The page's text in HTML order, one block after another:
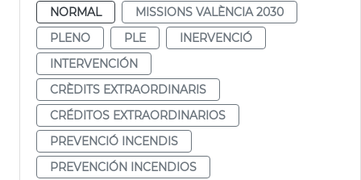
NORMAL
MISSIONS VALÈNCIA 2030
PLENO
PLE
INERVENCIÓ
INTERVENCIÓN
CRÈDITS EXTRAORDINARIS
CRÉDITOS EXTRAORDINARIOS
PREVENCIÓ INCENDIS
PREVENCIÓN INCENDIOS